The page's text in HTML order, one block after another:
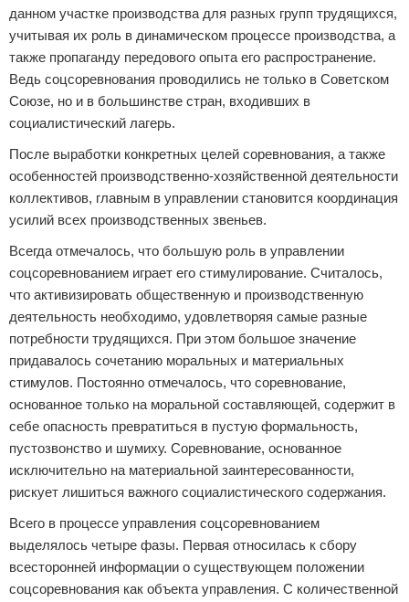
данном участке производства для разных групп трудящихся,
учитывая их роль в динамическом процессе производства, а
также пропаганду передового опыта его распространение.
Ведь соцсоревнования проводились не только в Советском
Союзе, но и в большинстве стран, входивших в
социалистический лагерь.
После выработки конкретных целей соревнования, а также
особенностей производственно-хозяйственной деятельности
коллективов, главным в управлении становится координация
усилий всех производственных звеньев.
Всегда отмечалось, что большую роль в управлении
соцсоревнованием играет его стимулирование. Считалось,
что активизировать общественную и производственную
деятельность необходимо, удовлетворяя самые разные
потребности трудящихся. При этом большое значение
придавалось сочетанию моральных и материальных
стимулов. Постоянно отмечалось, что соревнование,
основанное только на моральной составляющей, содержит в
себе опасность превратиться в пустую формальность,
пустозвонство и шумиху. Соревнование, основанное
исключительно на материальной заинтересованности,
рискует лишиться важного социалистического содержания.
Всего в процессе управления соцсоревнованием
выделялось четыре фазы. Первая относилась к сбору
всесторонней информации о существующем положении
соцсоревнования как объекта управления. С количественной